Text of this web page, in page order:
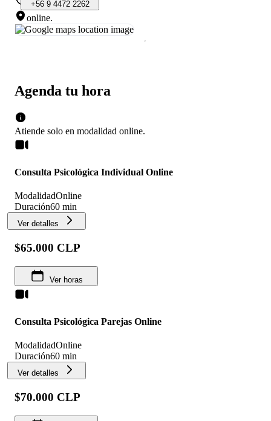
Agenda tu hora
Atiende solo en modalidad online.
Consulta Psicológica Individual Online
ModalidadOnline
Duración60 min
Ver detalles
$65.000 CLP
Ver horas
Consulta Psicológica Parejas Online
ModalidadOnline
Duración60 min
Ver detalles
$70.000 CLP
+56 9 4472 2262
online.